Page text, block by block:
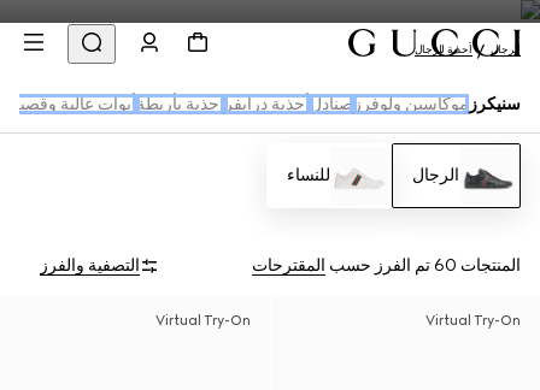
الرجال أحذية للرجال
سنيكرز موكاسين ولوفرز صنادل أحذية درايفر احذية بأربطة أبوات عالية وقصيرة
الرجال للنساء
المنتجات 60 تم الفرز حسب المقترحات التصفية والفرز
Virtual Try-On
Virtual Try-On